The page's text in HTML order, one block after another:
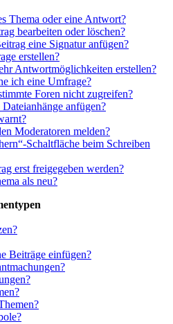
Thema oder eine Antwort?
bearbeiten oder löschen?
eine Signatur anfügen?
erstellen?
Antwortmöglichkeiten erstellen?
ich eine Umfrage?
Foren nicht zugreifen?
anfügen?
Moderatoren melden?
Schaltfläche beim Schreiben
erst freigegeben werden?
als neu?
Beiträge einfügen?